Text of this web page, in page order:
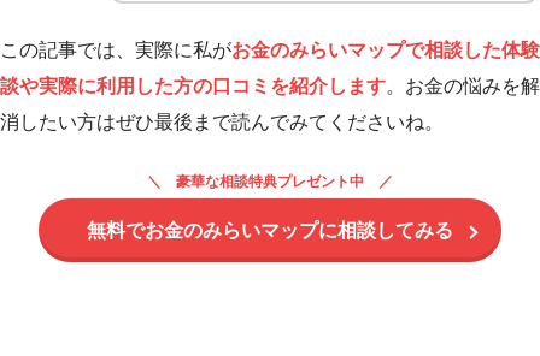
この記事では、実際に私がお金のみらいマップで相談した体験
談や実際に利用した方の口コミを紹介します。お金の悩みを解
消したい方はぜひ最後まで読んでみてくださいね。
豪華な相談特典プレゼント中
無料でお金のみらいマップに相談してみる